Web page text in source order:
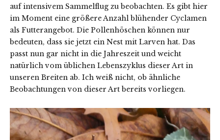
auf intensivem Sammelflug zu beobachten. Es gibt hier
im Moment eine größere Anzahl blühender Cyclamen
als Futterangebot. Die Pollenhöschen können nur
bedeuten, dass sie jetzt ein Nest mit Larven hat. Das
passt nun gar nicht in die Jahreszeit und weicht
natürlich vom üblichen Lebenszyklus dieser Art in
unseren Breiten ab. Ich weiß nicht, ob ähnliche
Beobachtungen von dieser Art bereits vorliegen.